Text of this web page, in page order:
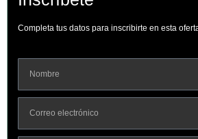
Completa tus datos para inscribirte en esta